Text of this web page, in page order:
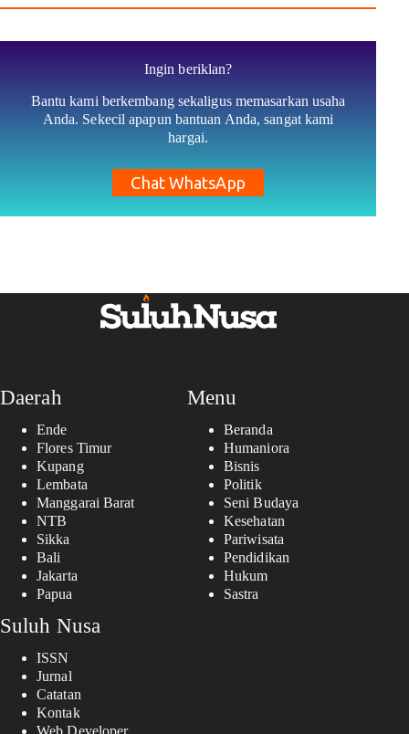
Ingin beriklan?
Bantu kami berkembang sekaligus memasarkan usaha
Anda. Sekecil apapun bantuan Anda, sangat kami
hargai.
Chat WhatsApp
Daerah
Ende
Flores Timur
Kupang
Lembata
Manggarai Barat
NTB
Sikka
Bali
Jakarta
Papua
Menu
Beranda
Humaniora
Bisnis
Politik
Seni Budaya
Kesehatan
Pariwisata
Pendidikan
Hukum
Sastra
Suluh Nusa
ISSN
Jurnal
Catatan
Kontak
Web Developer